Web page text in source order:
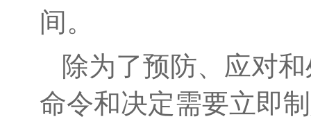
间。
除为了预防、应对
命令和决定需要立即